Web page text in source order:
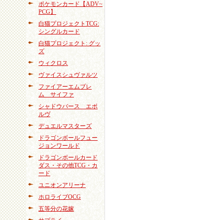
ポケモンカード【ADV~
PCG】
白猫プロジェクトTCG:
シングルカード
白猫プロジェクト: グッ
ズ
ウィクロス
ヴァイスシュヴァルツ
ファイアーエムブレ
ム サイファ
シャドウバース エボ
ルヴ
デュエルマスターズ
ドラゴンボールフュー
ジョンワールド
ドラゴンボールカード
ダス・その他TCG・カ
ード
ユニオンアリーナ
ホロライブOCG
五等分の花嫁